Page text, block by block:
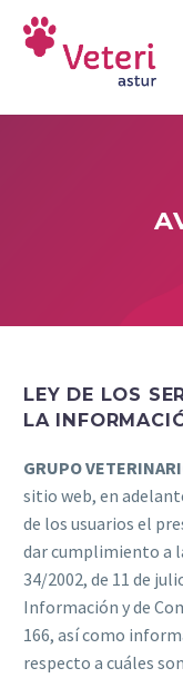
LEY DE LOS
LA
GRUPO
sitio web, en
de los usuarios el
dar cumplimiento a
34/2002, de 11 de
Información y de
166, así como
respecto a cuáles